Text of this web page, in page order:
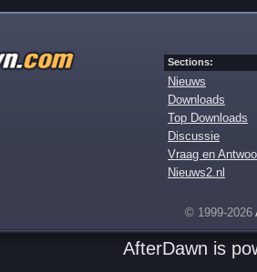
Sections:
Nieuws
Downloads
Top Downloads
Discussie
Vraag en
Nieuws2.nl
© 1999-2026
AfterDawn is